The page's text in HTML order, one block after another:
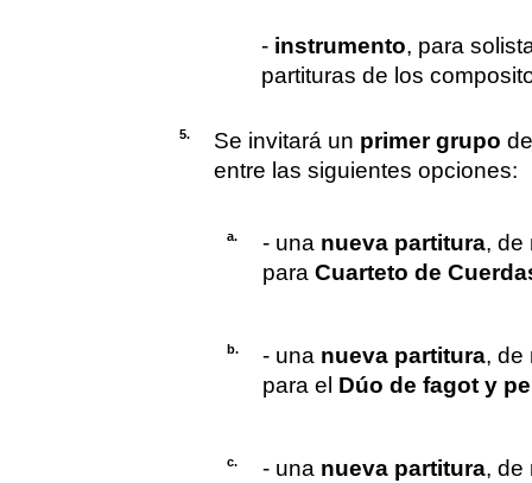
- instrumento, para
partituras de los
5. Se invitará un primer grupo
entre las siguientes opciones:
a. - una nueva partitura, de
para Cuarteto de
b. - una nueva partitura, de
para el Dúo de fagot y
c. - una nueva partitura, de